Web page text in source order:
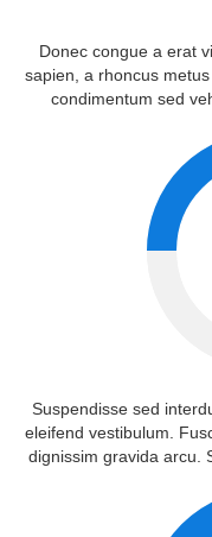
Donec congue a erat
sapien, a rhoncus
condimentum sed
Suspendisse sed
eleifend vestibulum.
dignissim gravida arcu.